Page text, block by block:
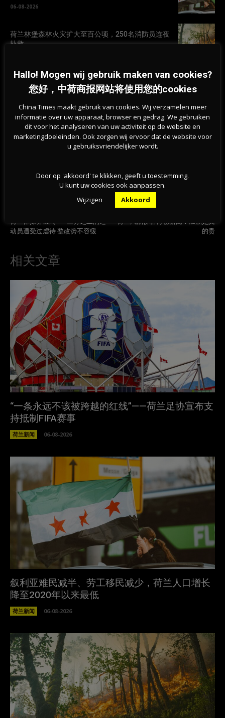
06-08-2026
荷兰林堡森林火灾扩大至百公顷，250名消防员连夜
扑救
荷兰天然泳区水质恶化，超百处游泳地点发布健康
05-08-2026
荷兰体操界丑闻——三分之二的运
动员遭受过虐待 整改势不容缓
荷兰汽油价格再创新高！加油是真
的贵
相关文章
“一条永远不该被跨越的红线”——荷兰足协宣布支
持抵制FIFA赛事
荷兰新闻 06-08-2026
叙利亚难民减半、劳工移民减少，荷兰人口增长
降至2020年以来最低
荷兰新闻 06-08-2026
Hallo! Mogen wij gebruik maken van cookies?
您好，中荷商报网站将使用您的cookies
China Times maakt gebruik van cookies. Wij verzamelen meer
informatie over uw apparaat, browser en gedrag. We gebruiken
dit voor het analyseren van uw activiteit op de website en
marketingdoeleinden. Ook zorgen wij ervoor dat de website voor
u gebruiksvriendelijker wordt.
Door op 'akkoord' te klikken, geeft u toestemming.
U kunt uw cookies ook aanpassen.
Wijzigen
Akkoord